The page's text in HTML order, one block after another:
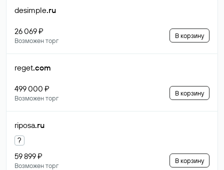
desimple.ru
26 069 ₽
Возможен торг
В корзину
reget.com
499 000 ₽
Возможен торг
В корзину
riposa.ru
?
59 899 ₽
Возможен торг
В корзину